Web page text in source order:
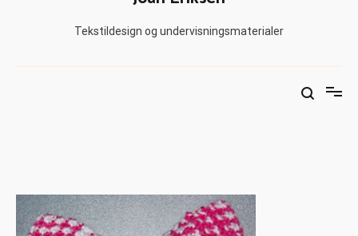
Tekstildesign og undervisningsmaterialer